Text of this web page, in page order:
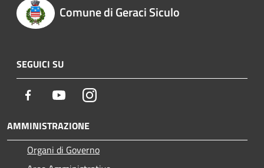
Comune di Geraci Siculo
SEGUICI SU
Facebook YoutubeInstagram
AMMINISTRAZIONE
Organi di Governo